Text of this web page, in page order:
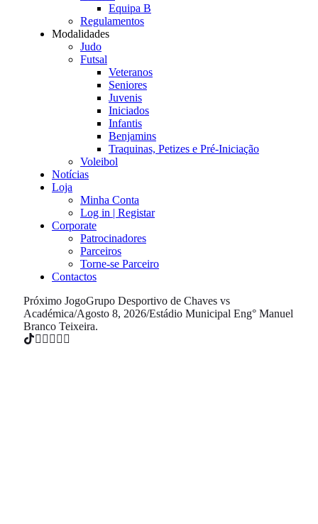
Equipa B
Regulamentos
Modalidades
Judo
Futsal
Veteranos
Seniores
Juvenis
Iniciados
Infantis
Benjamins
Traquinas, Petizes e Pré-Iniciação
Voleibol
Notícias
Loja
Minha Conta
Log in | Registar
Corporate
Patrocinadores
Parceiros
Torne-se Parceiro
Contactos
Próximo JogoGrupo Desportivo de Chaves vs
Académica/Agosto 8, 2026/Estádio Municipal Eng° Manuel
Branco Teixeira.